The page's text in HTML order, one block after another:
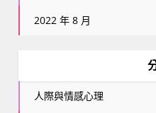
2022 年 8 月
人際與情感心理